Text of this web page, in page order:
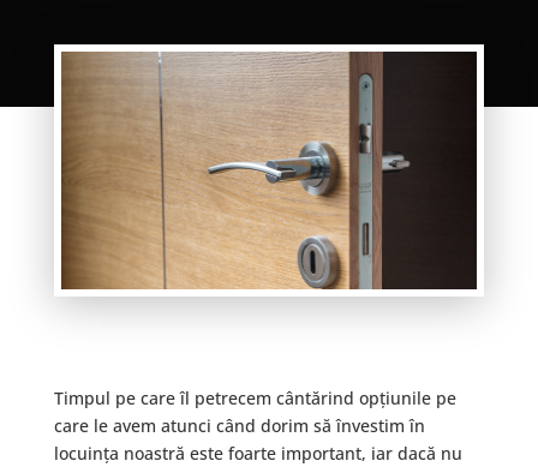
Timpul pe care îl petrecem cântărind opțiunile pe
care le avem atunci când dorim să învestim în
locuința noastră este foarte important, iar dacă nu